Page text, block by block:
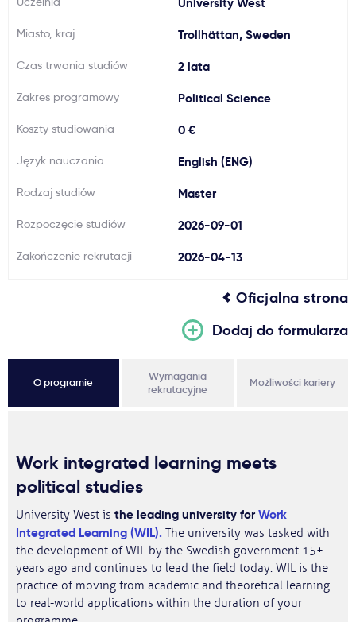
Usługi
Aktualności
Miasto, kraj Trollhättan, Sweden
Czas trwania studiów 2 lata
Zakres programowy Political Science
Koszty studiowania 0 €
Język nauczania English (ENG)
Rodzaj studiów Master
Rozpoczęcie studiów 2026-09-01
Zakończenie rekrutacji 2026-04-13
Oficjalna strona
Dodaj do formularza
O programie
Wymagania
rekrutacyjne
Możliwości kariery
Work integrated learning meets
political studies
University West is the leading university for Work
Integrated Learning (WIL). The university was tasked with
the development of WIL by the Swedish government 15+
years ago and continues to lead the field today. WIL is the
practice of moving from academic and theoretical learning
to real-world applications within the duration of your